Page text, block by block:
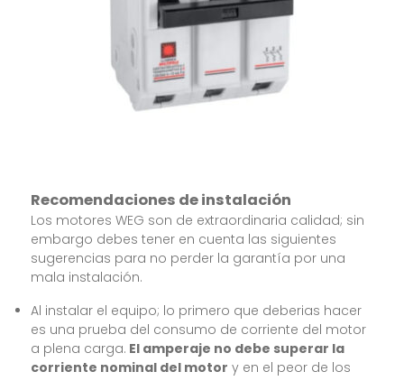
Recomendaciones de instalación
Los motores WEG son de extraordinaria calidad; sin
embargo debes tener en cuenta las siguientes
sugerencias para no perder la garantía por una
mala instalación.
Al instalar el equipo; lo primero que deberias hacer
es una prueba del consumo de corriente del motor
a plena carga. El amperaje no debe superar la
corriente nominal del motor y en el peor de los